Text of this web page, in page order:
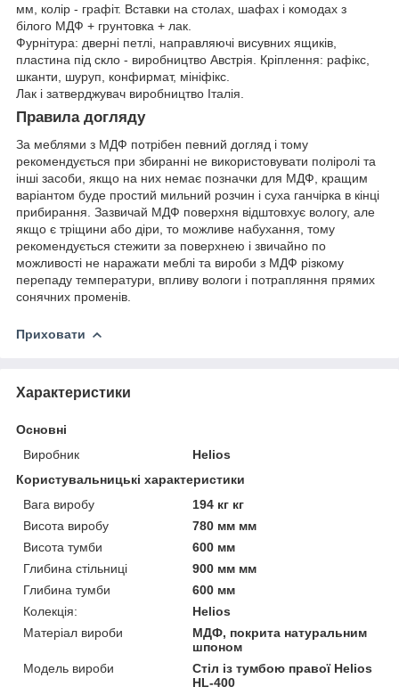
мм, колір - графіт. Вставки на столах, шафах і комодах з
білого МДФ + грунтовка + лак.
Фурнітура: дверні петлі, направляючі висувних ящиків,
пластина під скло - виробництво Австрія. Кріплення: рафікс,
шканти, шуруп, конфирмат, мініфікс.
Лак і затверджувач виробництво Італія.
Правила догляду
За меблями з МДФ потрібен певний догляд і тому
рекомендується при збиранні не використовувати поліролі та
інші засоби, якщо на них немає позначки для МДФ, кращим
варіантом буде простий мильний розчин і суха ганчірка в кінці
прибирання. Зазвичай МДФ поверхня відштовхує вологу, але
якщо є тріщини або діри, то можливе набухання, тому
рекомендується стежити за поверхнею і звичайно по
можливості не наражати меблі та вироби з МДФ різкому
перепаду температури, впливу вологи і потрапляння прямих
сонячних променів.
Приховати
Характеристики
Основні
Виробник
Helios
Користувальницькі характеристики
Вага виробу
194 кг кг
Висота виробу
780 мм мм
Висота тумби
600 мм
Глибина стільниці
900 мм мм
Глибина тумби
600 мм
Колекція:
Helios
Матеріал вироби
МДФ, покрита натуральним
шпоном
Модель вироби
Стіл із тумбою правої Helios
HL-400